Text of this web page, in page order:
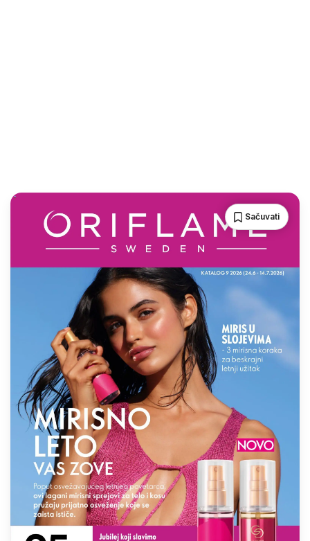
Sačuvati